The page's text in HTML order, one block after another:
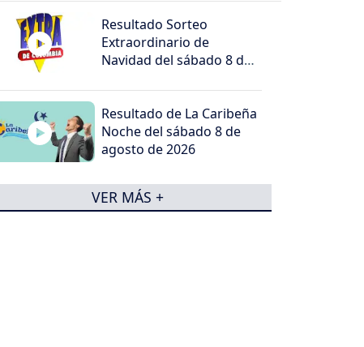
Resultado Sorteo
Extraordinario de
Navidad del sábado 8 de
Resultado de La Caribeña
Noche del sábado 8 de
agosto de 2026
VER MÁS +